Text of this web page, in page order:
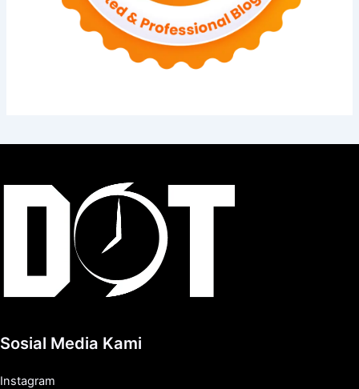
Sosial Media Kami
Instagram